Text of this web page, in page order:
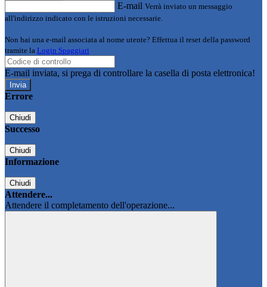
E-mail Verrà inviato un messaggio
all'indirizzo indicato con le istruzioni necessarie.
Non hai una e-mail associata al nome utente? Effettua il reset della password
tramite la Login Spaggiari
E-mail inviata, si prega di controllare la casella di posta elettronica!
Errore
Chiudi
Successo
Chiudi
Informazione
Chiudi
Attendere...
Attendere il completamento dell'operazione...